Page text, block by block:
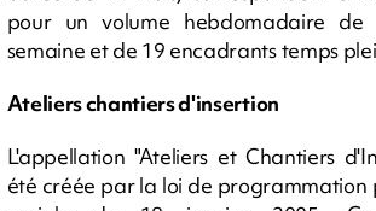
pour un volume hebdomadaire
semaine et de 19 encadrants temps
Ateliers chantiers d'insertion
L'appellation "Ateliers et Chantiers
été créée par la loi de programmation